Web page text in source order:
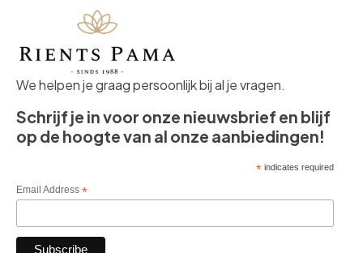
We helpen je graag persoonlijk bij al je vragen.
Schrijf je in voor onze nieuwsbrief en blijf
op de hoogte van al onze aanbiedingen!
*indicates required
Email Address *